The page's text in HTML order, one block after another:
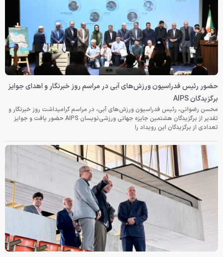
حضور رئیس فدراسیون ورزش‌های آبی در مراسم روز خبرنگار و اهدای جوایز
برگزیدگان AIPS
محسن رضوانی، رئیس فدراسیون ورزش‌های آبی، در مراسم گرامیداشت روز خبرنگار و
تقدیر از برگزیدگان هشتمین جایزه جهانی ورزشی‌نویسان AIPS حضور یافت و جوایز
تعدادی از برگزیدگان این رویداد را